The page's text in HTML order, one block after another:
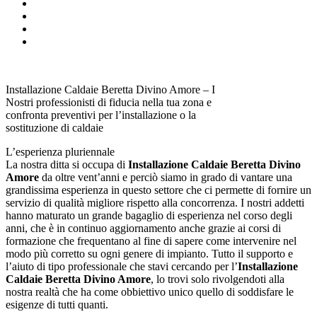
Installazione Caldaie Beretta Divino Amore – I
Nostri professionisti di fiducia nella tua zona e
confronta preventivi per l’installazione o la
sostituzione di caldaie
L’esperienza pluriennale
La nostra ditta si occupa di Installazione Caldaie Beretta Divino
Amore da oltre vent’anni e perciò siamo in grado di vantare una
grandissima esperienza in questo settore che ci permette di fornire un
servizio di qualità migliore rispetto alla concorrenza. I nostri addetti
hanno maturato un grande bagaglio di esperienza nel corso degli
anni, che è in continuo aggiornamento anche grazie ai corsi di
formazione che frequentano al fine di sapere come intervenire nel
modo più corretto su ogni genere di impianto. Tutto il supporto e
l’aiuto di tipo professionale che stavi cercando per l’Installazione
Caldaie Beretta Divino Amore, lo trovi solo rivolgendoti alla
nostra realtà che ha come obbiettivo unico quello di soddisfare le
esigenze di tutti quanti.